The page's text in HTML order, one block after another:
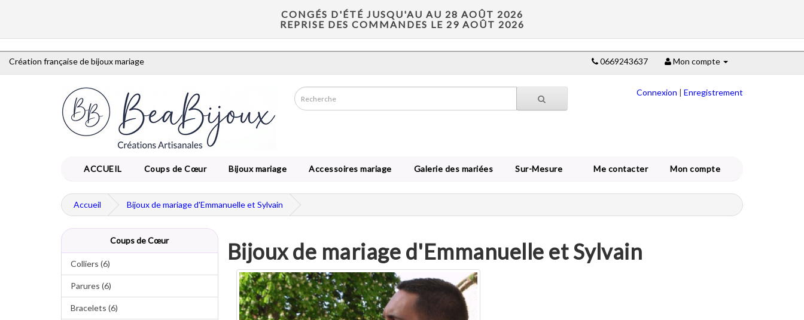
CONGÉS D'ÉTÉ JUSQU'AU AU 28 AOÛT 2026
REPRISE DES COMMANDES LE 29 AOÛT 2026
Création française de bijoux mariage 0669243637 Mon compte
Connexion | Enregistrement
ACCUEIL Coups de Cœur Bijoux mariage Accessoires mariage Galerie des mariées Sur-Mesure Me contacter Mon compte
Accueil Bijoux de mariage d'Emmanuelle et Sylvain
Coups de Cœur
Colliers (6)
Parures (6)
Bracelets (6)
Bijoux de mariage d'Emmanuelle et Sylvain